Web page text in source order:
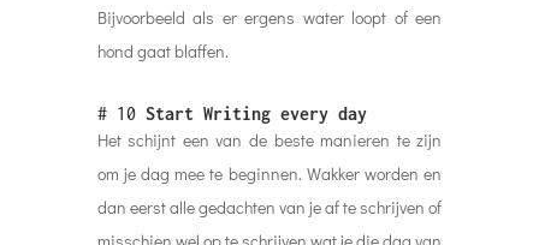
Bijvoorbeeld als er ergens water loopt of een
hond gaat blaffen.
# 10 Start Writing every day
Het schijnt een van de beste manieren te zijn
om je dag mee te beginnen. Wakker worden en
dan eerst alle gedachten van je af te schrijven of